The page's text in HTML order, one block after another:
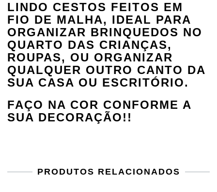
LINDO CESTOS FEITOS EM
FIO DE MALHA, IDEAL PARA
ORGANIZAR BRINQUEDOS NO
QUARTO DAS CRIANÇAS,
ROUPAS, OU ORGANIZAR
QUALQUER OUTRO CANTO DA
SUA CASA OU ESCRITÓRIO.
FAÇO NA COR CONFORME A
SUA DECORAÇÃO!!
PRODUTOS RELACIONADOS